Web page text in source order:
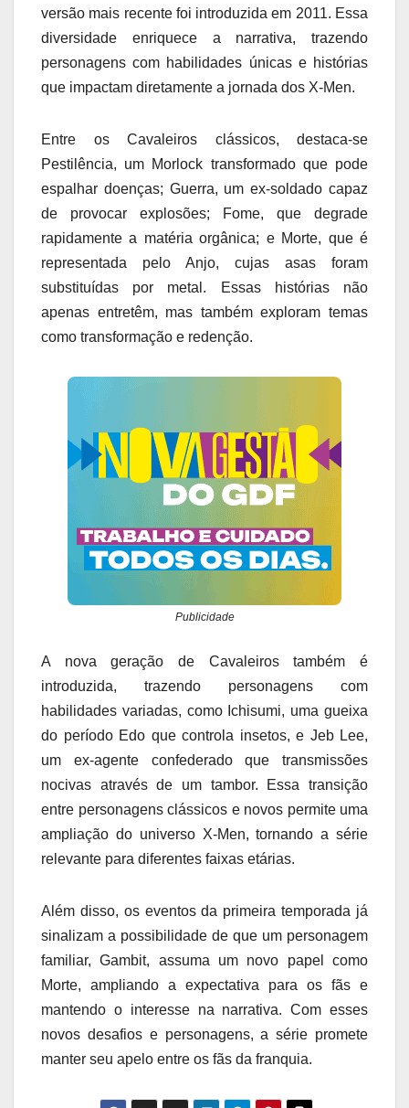
versão mais recente foi introduzida em 2011. Essa
diversidade enriquece a narrativa, trazendo
personagens com habilidades únicas e histórias
que impactam diretamente a jornada dos X-Men.
Entre os Cavaleiros clássicos, destaca-se
Pestilência, um Morlock transformado que pode
espalhar doenças; Guerra, um ex-soldado capaz
de provocar explosões; Fome, que degrade
rapidamente a matéria orgânica; e Morte, que é
representada pelo Anjo, cujas asas foram
substituídas por metal. Essas histórias não
apenas entretêm, mas também exploram temas
como transformação e redenção.
Publicidade
A nova geração de Cavaleiros também é
introduzida, trazendo personagens com
habilidades variadas, como Ichisumi, uma gueixa
do período Edo que controla insetos, e Jeb Lee,
um ex-agente confederado que transmissões
nocivas através de um tambor. Essa transição
entre personagens clássicos e novos permite uma
ampliação do universo X-Men, tornando a série
relevante para diferentes faixas etárias.
Além disso, os eventos da primeira temporada já
sinalizam a possibilidade de que um personagem
familiar, Gambit, assuma um novo papel como
Morte, ampliando a expectativa para os fãs e
mantendo o interesse na narrativa. Com esses
novos desafios e personagens, a série promete
manter seu apelo entre os fãs da franquia.